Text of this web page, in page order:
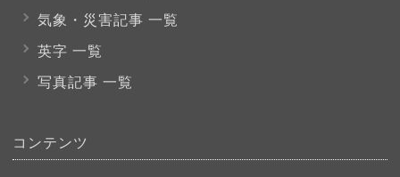
気象・災害記事 一覧
英字 一覧
写真記事 一覧
コンテンツ